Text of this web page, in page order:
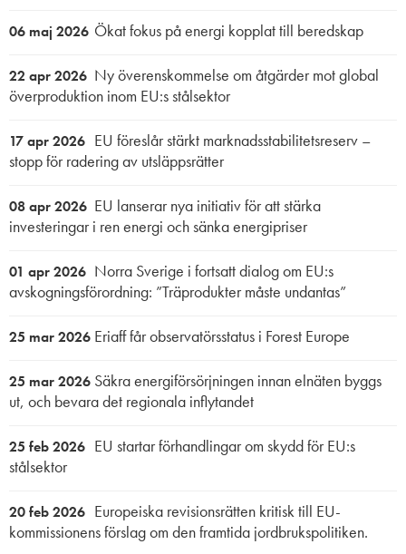
06 maj 2026 Ökat fokus på energi kopplat till beredskap
22 apr 2026 Ny överenskommelse om åtgärder mot global
överproduktion inom EU:s stålsektor
17 apr 2026 EU föreslår stärkt marknadsstabilitetsreserv –
stopp för radering av utsläppsrätter
08 apr 2026 EU lanserar nya initiativ för att stärka
investeringar i ren energi och sänka energipriser
01 apr 2026 Norra Sverige i fortsatt dialog om EU:s
avskogningsförordning: ”Träprodukter måste undantas”
25 mar 2026 Eriaff får observatörsstatus i Forest Europe
25 mar 2026 Säkra energiförsörjningen innan elnäten byggs
ut, och bevara det regionala inflytandet
25 feb 2026 EU startar förhandlingar om skydd för EU:s
stålsektor
20 feb 2026 Europeiska revisionsrätten kritisk till EU-
kommissionens förslag om den framtida jordbrukspolitiken.